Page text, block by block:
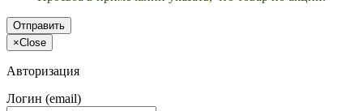
Отправить
×Close
Авторизация
Логин (email)